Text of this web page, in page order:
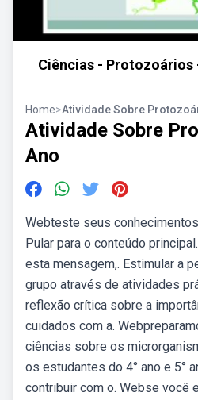
Ciências - Protozoários
Home>Atividade Sobre
Atividade Sobre
Ano
Webteste seus
Pular para o conteúdo
esta mensagem,. Estimular a
grupo através de atividades
reflexão crítica sobre a
cuidados com a.
ciências sobre os
os estudantes do 4° ano e 5°
contribuir com o. Webse você